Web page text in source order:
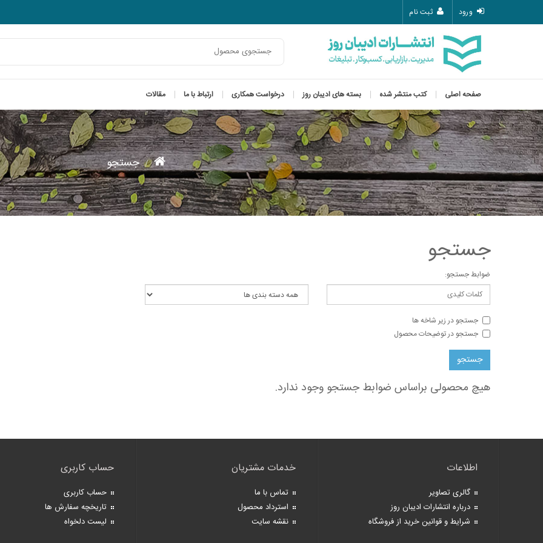
ورود ثبت نام
صفحه اصلی کتب منتشر شده بسته های ادیبان روز درخواست همکاری ارتباط با ما مقالات
جستجو
جستجو
ضوابط جستجو:
جستجو در زیر شاخه ها
جستجو در توضیحات محصول
هیچ محصولی براساس ضوابط جستجو وجود ندارد.
اطلاعات
گالری تصاویر
درباره انتشارات ادیبان روز
شرایط و قوانین خرید از فروشگاه
خدمات مشتریان
تماس با ما
استرداد محصول
نقشه سایت
حساب کاربری
حساب کاربری
تاریخچه سفارش ها
لیست دلخواه